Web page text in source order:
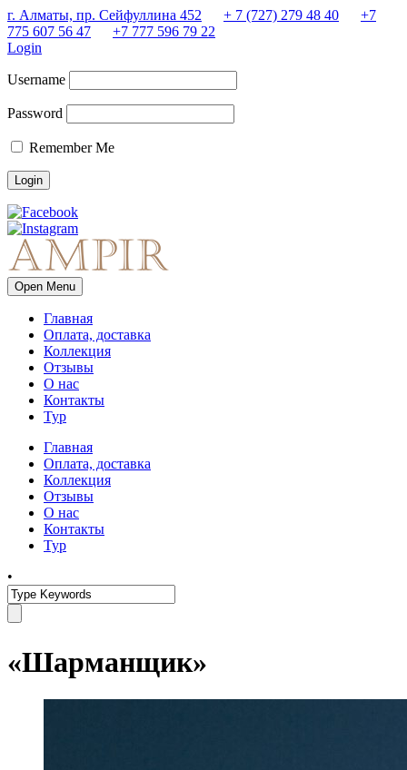
г. Алматы, пр. Сейфуллина 452 + 7 (727) 279 48 40
+7
775 607 56 47
+7 777 596 79 22
Login
Username
Password
Remember Me
Open Menu
Главная
Оплата, доставка
Коллекция
Отзывы
О нас
Контакты
Тур
Главная
Оплата, доставка
Коллекция
Отзывы
О нас
Контакты
Тур
•
«Шарманщик»